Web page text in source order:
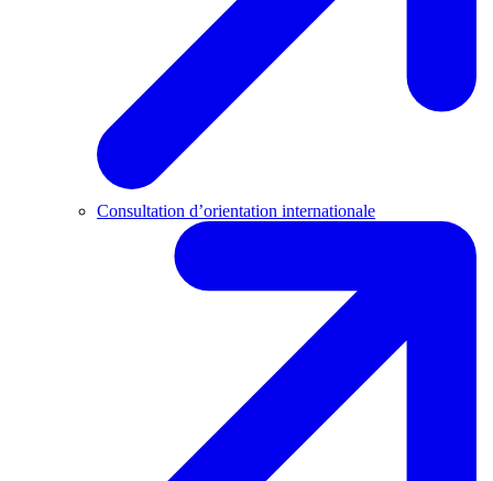
Consultation d’orientation internationale